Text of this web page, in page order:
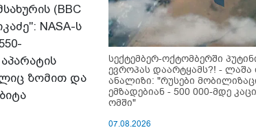
(BBC
NASA-ს
ზომით და
სექტემბერ-ოქტომბერში
ევროპას დაარტყამს?! - ლაშა
ანალიზი: "რუსები
ემზადებიან - 500 000-მდე
ომში"
07.08.2026